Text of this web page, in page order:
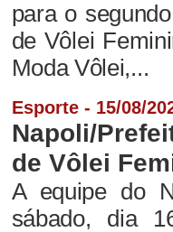
para o
de Vôlei
Moda Vôlei,...
Esporte - 15/08/
Napoli/
de Vôlei
A equipe do
sábado, dia